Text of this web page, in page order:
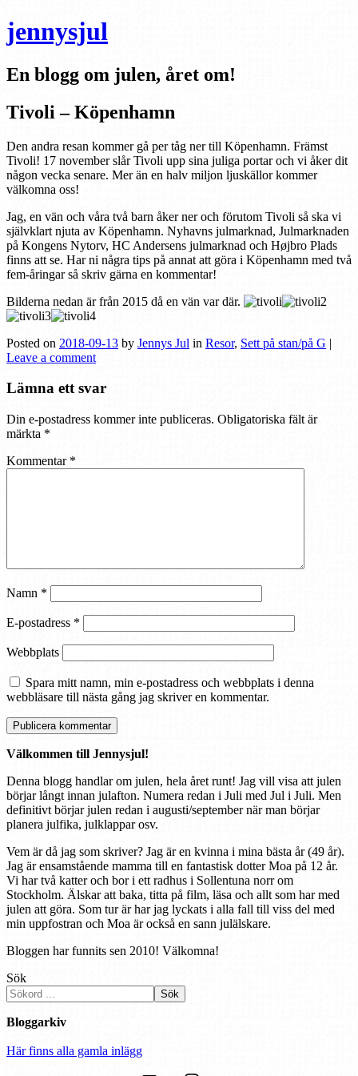
jennysjul
En blogg om julen, året om!
Tivoli – Köpenhamn
Den andra resan kommer gå per tåg ner till Köpenhamn. Främst
Tivoli! 17 november slår Tivoli upp sina juliga portar och vi åker dit
någon vecka senare. Mer än en halv miljon ljuskällor kommer
välkomna oss!
Jag, en vän och våra två barn åker ner och förutom Tivoli så ska vi
självklart njuta av Köpenhamn. Nyhavns julmarknad, Julmarknaden
på Kongens Nytorv, HC Andersens julmarknad och Højbro Plads
finns att se. Har ni några tips på annat att göra i Köpenhamn med två
fem-åringar så skriv gärna en kommentar!
Bilderna nedan är från 2015 då en vän var där.
Posted on 2018-09-13 by Jennys Jul in Resor, Sett på stan/på G |
Leave a comment
Lämna ett svar
Din e-postadress kommer inte publiceras. Obligatoriska fält är
märkta *
Kommentar *
Namn *
E-postadress *
Webbplats
Spara mitt namn, min e-postadress och webbplats i denna
webbläsare till nästa gång jag skriver en kommentar.
Välkommen till Jennysjul!
Denna blogg handlar om julen, hela året runt! Jag vill visa att julen
börjar långt innan julafton. Numera redan i Juli med Jul i Juli. Men
definitivt börjar julen redan i augusti/september när man börjar
planera julfika, julklappar osv.
Vem är då jag som skriver? Jag är en kvinna i mina bästa år (49 år).
Jag är ensamstående mamma till en fantastisk dotter Moa på 12 år.
Vi har två katter och bor i ett radhus i Sollentuna norr om
Stockholm. Älskar att baka, titta på film, läsa och allt som har med
julen att göra. Som tur är har jag lyckats i alla fall till viss del med
min uppfostran och Moa är också en sann julälskare.
Bloggen har funnits sen 2010! Välkomna!
Sök
Sök
Bloggarkiv
Här finns alla gamla inlägg